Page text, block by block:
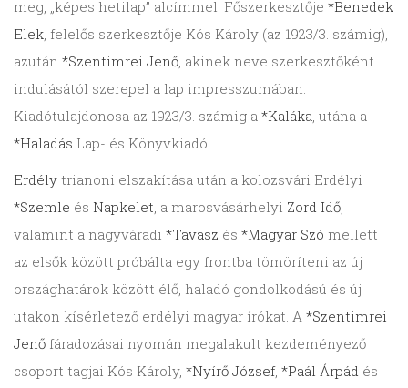
meg, „képes hetilap” alcímmel. Főszerkesztője *Benedek
Elek, felelős szerkesztője Kós Károly (az 1923/3. számig),
azután *Szentimrei Jenő, akinek neve szerkesztőként
indulásától szerepel a lap impresszumában.
Kiadótulajdonosa az 1923/3. számig a *Kaláka, utána a
*Haladás Lap- és Könyvkiadó.
Erdély trianoni elszakítása után a kolozsvári Erdélyi
*Szemle és Napkelet, a marosvásárhelyi Zord Idő,
valamint a nagyváradi *Tavasz és *Magyar Szó mellett
az elsők között próbálta egy frontba tömöríteni az új
országhatárok között élő, haladó gondolkodású és új
utakon kísérletező erdélyi magyar írókat. A *Szentimrei
Jenő fáradozásai nyomán megalakult kezdeményező
csoport tagjai Kós Károly, *Nyírő József, *Paál Árpád és